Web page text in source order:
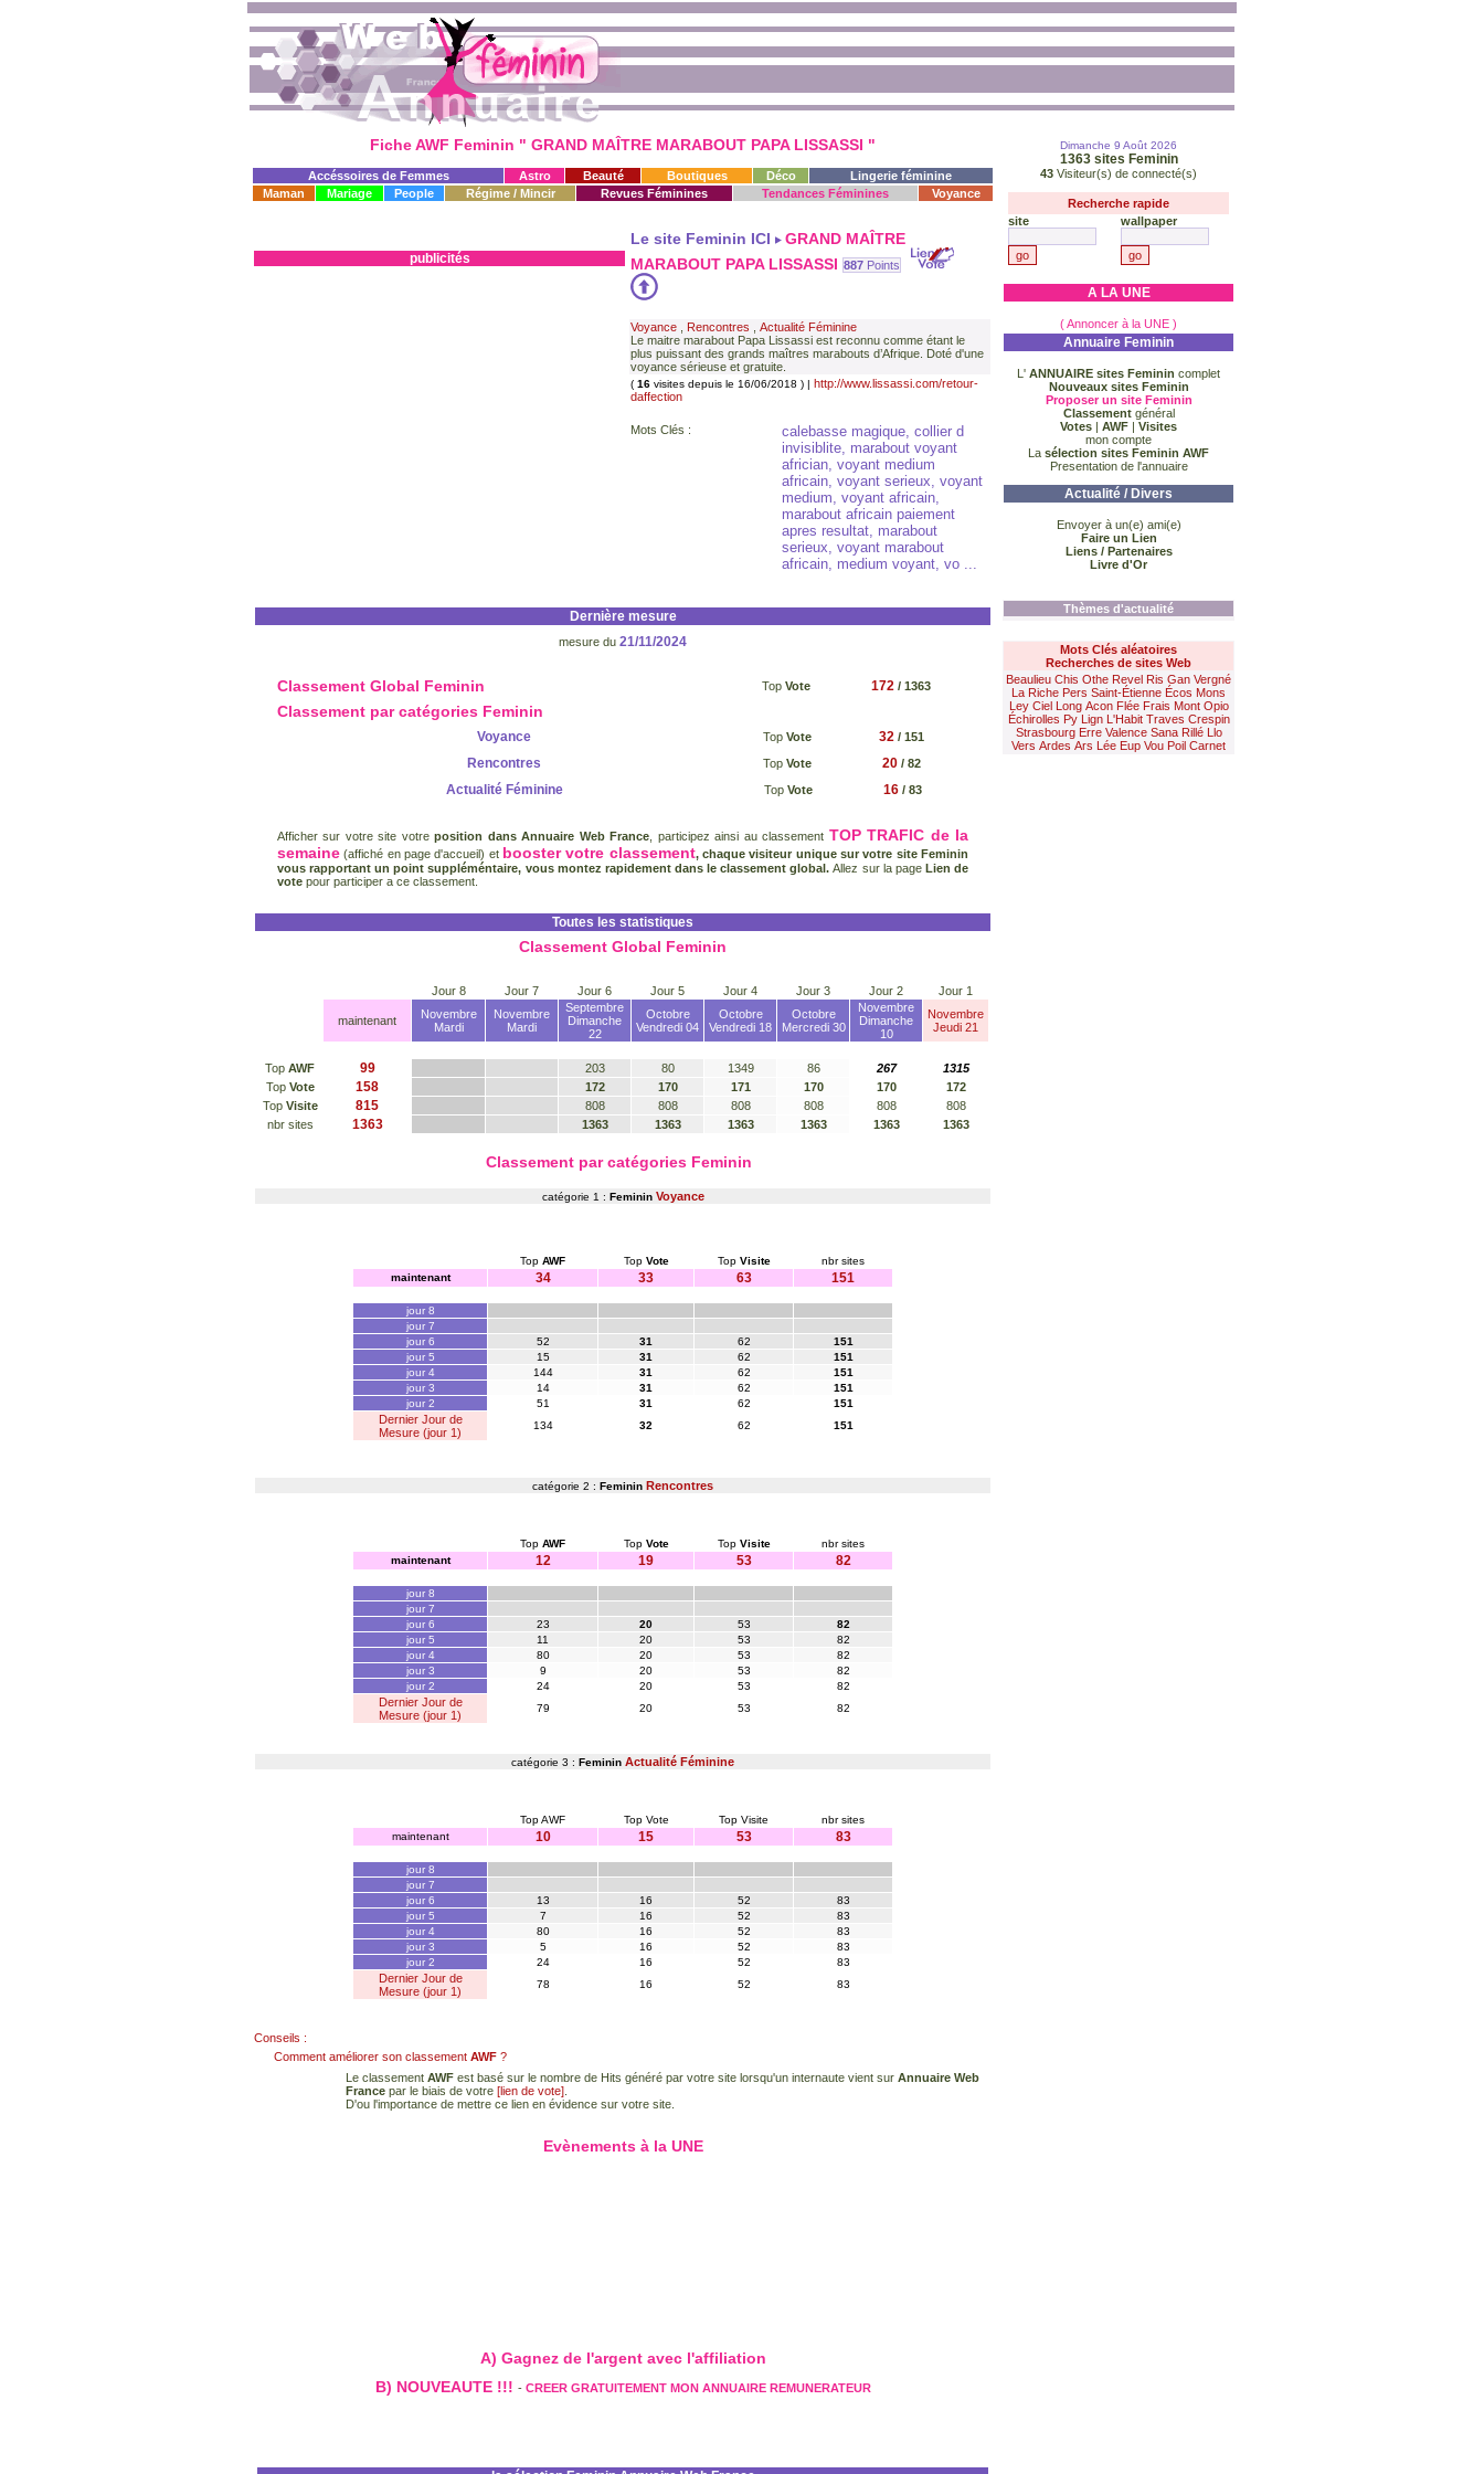
Fiche AWF Feminin " GRAND MAÎTRE MARABOUT PAPA LISSASSI "
Accéssoires de Femmes Astro Beauté Boutiques Déco
Lingerie féminine
Maman
Mariage People Régime / Mincir Revues Féminines Tendances Féminines Voyance
publicités
Le site Feminin ICI
GRAND MAÎTRE
MARABOUT PAPA LISSASSI 887 Points
Voyance Rencontres
Actualité Féminine
Le maitre marabout Papa Lissassi est reconnu comme étant le
plus puissant des grands maîtres marabouts d’Afrique. Doté d'une
voyance sérieuse et gratuite.
( 16 visites depuis le 16/06/2018 ) | http://www.lissassi.com/retour-
daffection
Mots Clés :
calebasse magique, collier d
invisiblite, marabout voyant
africian, voyant medium
africain, voyant serieux, voyant
medium, voyant africain,
marabout africain paiement
apres resultat, marabout
serieux, voyant marabout
africain, medium voyant, vo ...
Dernière mesure
mesure du 21/11/2024
Classement Global Feminin Top Vote 172 / 1363
Classement par catégories Feminin
Voyance Top Vote 32 / 151
Rencontres Top Vote 20 / 82
Actualité Féminine Top Vote 16 / 83
Afficher sur votre site votreposition dans Annuaire Web France , participez ainsi au classement TOP TRAFIC de la
semaine (affiché en page d'accueil) et booster votre classement, chaque visiteur unique sur votre site Feminin
vous rapportant un point suppléméntaire, vous montez rapidement dans le classement global.Allez sur la page Lien de
vote pour participer a ce classement.
Toutes les statistiques
Classement Global Feminin
Jour 8 Jour 7 Jour 6 Jour 5 Jour 4 Jour 3 Jour 2 Jour 1
maintenant
Novembre
Mardi
Novembre
Mardi
Septembre
Dimanche
22
Octobre
Vendredi 04
Octobre
Vendredi 18
Octobre
Mercredi 30
Novembre
Dimanche
10
Novembre
Jeudi 21
Top AWF 99 203 80 1349 86 267
1315
Top Vote 158 172 170 171 170 170
172
Top Visite 815 808 808 808 808 808
808
nbr sites
1363 1363 1363 1363 1363 1363 1363
Classement par catégories Feminin
catégorie 1 : Feminin Voyance
Top AWF Top Vote Top Visite
nbr sites
maintenant
34 33 63 151
jour 8
jour 7
jour 6
52 31 62
151
jour 5
15 31 62
151
jour 4
144 31 62
151
jour 3
14 31 62
151
jour 2
51 31 62 151
Dernier Jour de
Mesure (jour 1)
134 32 62 151
catégorie 2 : Feminin Rencontres
Top AWF Top Vote Top Visite
nbr sites
maintenant
12 19 53 82
jour 8
jour 7
jour 6
23 20 53
82
jour 5
11 20 53
82
jour 4
80 20 53
82
jour 3
9 20 53
82
jour 2
24 20 53 82
Dernier Jour de
Mesure (jour 1)
79 20 53 82
catégorie 3 : Feminin Actualité Féminine
Top AWF Top Vote Top Visite
nbr sites
maintenant
10 15 53 83
jour 8
jour 7
jour 6
13 16 52
83
jour 5
7 16 52
83
jour 4
80 16 52
83
jour 3
5 16 52
83
jour 2
24 16 52 83
Dernier Jour de
Mesure (jour 1)
78 16 52 83
Conseils :
Comment améliorer son classement AWF ?
Le classement AWF est basé sur le nombre de Hits généré par votre site lorsqu'un internaute vient sur Annuaire Web
France par le biais de votre [lien de vote]
D'ou l'importance de mettre ce lien en évidence sur votre site.
Evènements à la UNE
A) Gagnez de l'argent avec l'affiliation
B) NOUVEAUTE !!! - CREER GRATUITEMENT MON ANNUAIRE REMUNERATEUR
Dimanche 9 Août 2026
1363sites Feminin
43 Visiteur(s) de connecté(s)
Recherche rapide
site
wallpaper
A LA UNE
( Annoncer à la UNE )
Annuaire Feminin
L' ANNUAIRE sites Feminin complet
Nouveaux sites Feminin
Proposer un site Feminin
Classementgénéral
Votes | AWF | Visites
mon compte
La sélection sites Feminin AWF
Presentation de l'annuaire
Actualité / Divers
Envoyer à un(e) ami(e)
Faire un Lien
Liens / Partenaires
Livre d'Or
Thèmes d'actualité
Mots Clés aléatoires
Recherches de sites Web
Beaulieu Chis Othe Revel Ris Gan Vergné
La Riche Pers Saint-Étienne Écos Mons
Ley Ciel Long Acon Flée Frais Mont Opio
Échirolles Py Lign L'Habit Traves Crespin
Strasbourg Erre Valence Sana Rillé Llo
Vers Ardes Ars Lée Eup Vou Poil Carnet